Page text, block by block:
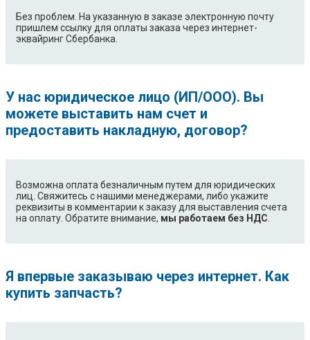
Без проблем. На указанную в заказе электронную почту
пришлем ссылку для оплаты заказа через интернет-
эквайринг Сбербанка.
У нас юридическое лицо (ИП/ООО). Вы
можете выставить нам счет и
предоставить накладную, договор?
Возможна оплата безналичным путем для юридических
лиц. Свяжитесь с нашими менеджерами, либо укажите
реквизиты в комментарии к заказу для выставления счета
на оплату. Обратите внимание, мы работаем без НДС
Я впервые заказываю через интернет. Как
купить запчасть?